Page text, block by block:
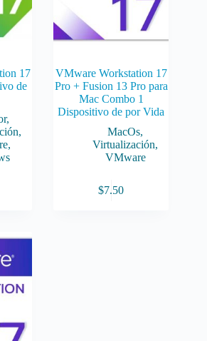
17
de
,
,
,
VMware Workstation 17
Pro + Fusion 13 Pro para
Mac Combo 1
Dispositivo de por Vida
MacOs,
Virtualización,
VMware
$7.50